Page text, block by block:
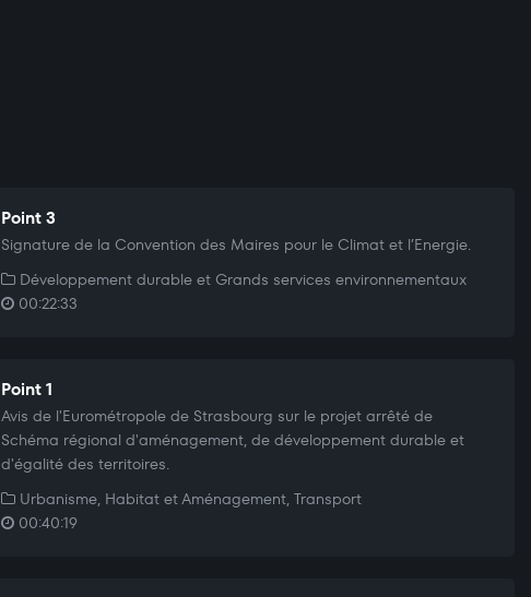
Point 3
Signature de la Convention des Maires pour le Climat et l’Energie.
Développement durable et Grands services environnementaux
00:22:33
Point 1
Avis de l'Eurométropole de Strasbourg sur le projet arrêté de
Schéma régional d'aménagement, de développement durable et
d'égalité des territoires.
Urbanisme, Habitat et Aménagement, Transport
00:40:19